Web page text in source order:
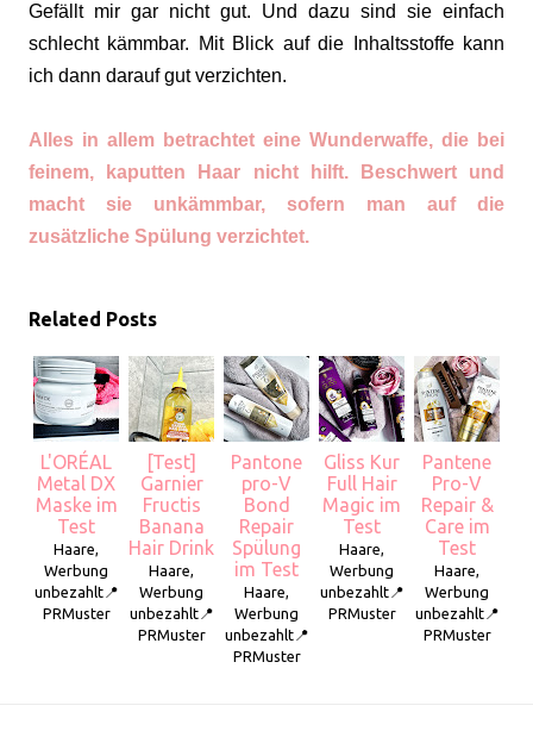
Gefällt mir gar nicht gut. Und dazu sind sie einfach
schlecht kämmbar. Mit Blick auf die Inhaltsstoffe kann
ich dann darauf gut verzichten.
Alles in allem betrachtet eine Wunderwaffe, die bei
feinem, kaputten Haar nicht hilft. Beschwert und
macht sie unkämmbar, sofern man auf die
zusätzliche Spülung verzichtet.
Related Posts
L'ORÉAL
Metal DX
Maske im
Test
Haare,
Werbung
unbezahlt📍
PRMuster
[Test]
Garnier
Fructis
Banana
Hair Drink
Haare,
Werbung
unbezahlt📍
PRMuster
Pantone
pro-V
Bond
Repair
Spülung
im Test
Haare,
Werbung
unbezahlt📍
PRMuster
Gliss Kur
Full Hair
Magic im
Test
Haare,
Werbung
unbezahlt📍
PRMuster
Pantene
Pro-V
Repair &
Care im
Test
Haare,
Werbung
unbezahlt📍
PRMuster